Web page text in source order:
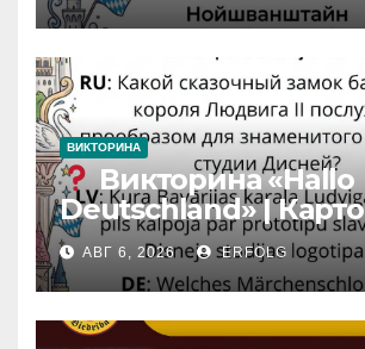
ВИКТОРИНА
Викторина «Hallo
Deutschland» |
№46
Замок вдохновения
Iedvesmas pils /
Inspiration
АВГ 6, 2026 ERFOLG